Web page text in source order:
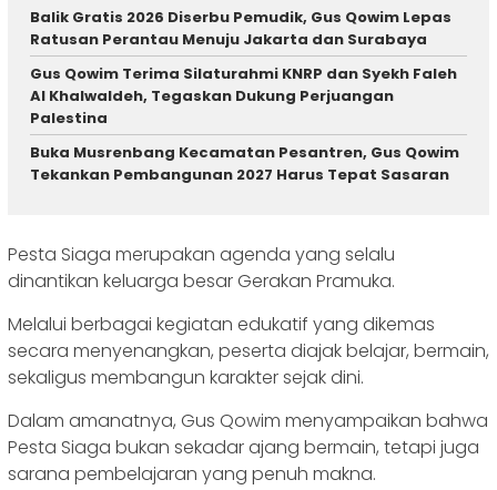
Balik Gratis 2026 Diserbu Pemudik, Gus Qowim Lepas
Ratusan Perantau Menuju Jakarta dan Surabaya
Gus Qowim Terima Silaturahmi KNRP dan Syekh Faleh
Al Khalwaldeh, Tegaskan Dukung Perjuangan
Palestina
Buka Musrenbang Kecamatan Pesantren, Gus Qowim
Tekankan Pembangunan 2027 Harus Tepat Sasaran
‎Pesta Siaga merupakan agenda yang selalu
dinantikan keluarga besar Gerakan Pramuka.
Melalui berbagai kegiatan edukatif yang dikemas
secara menyenangkan, peserta diajak belajar, bermain,
sekaligus membangun karakter sejak dini.
‎‎Dalam amanatnya, Gus Qowim menyampaikan bahwa
Pesta Siaga bukan sekadar ajang bermain, tetapi juga
sarana pembelajaran yang penuh makna.